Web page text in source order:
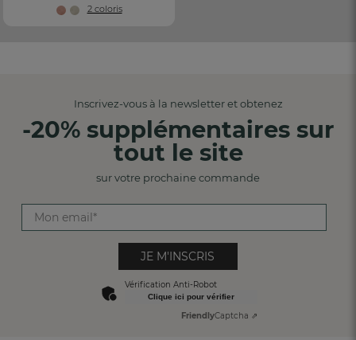
2 coloris
Inscrivez-vous à la newsletter et obtenez
-20% supplémentaires sur
tout le site
sur votre prochaine commande
JE M'INSCRIS
Vérification Anti-Robot
Clique ici pour vérifier
FriendlyCaptcha ⇗